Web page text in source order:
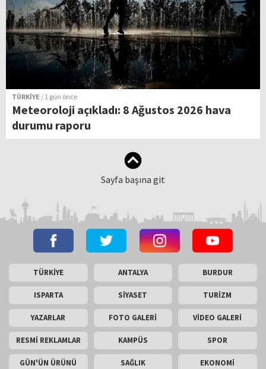
TÜRKİYE / 1 gün önce
Meteoroloji açıkladı: 8 Ağustos 2026 hava
durumu raporu
Sayfa başına git
TÜRKİYE ANTALYA BURDUR
ISPARTA SİYASET TURİZM
YAZARLAR FOTO GALERİ VİDEO GALERİ
RESMİ REKLAMLAR KAMPÜS SPOR
GÜN'ÜN ÜRÜNÜ SAĞLIK EKONOMİ